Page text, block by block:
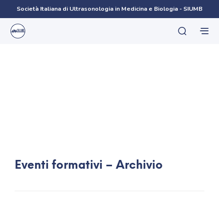
Società Italiana di Ultrasonologia in Medicina e Biologia - SIUMB
Eventi formativi – Archivio